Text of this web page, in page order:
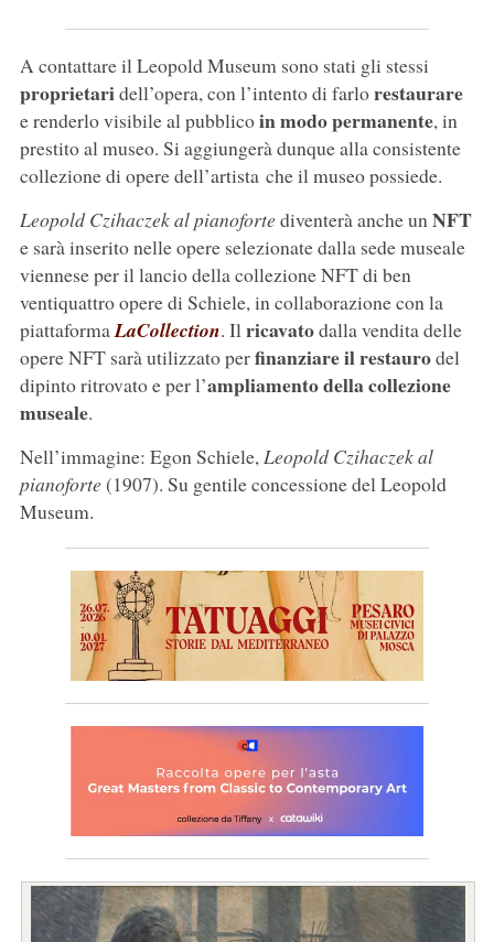
A contattare il Leopold Museum sono stati gli stessi
proprietaridell’opera, con l’intento di farlorestaurare
e renderlo visibile al pubblicoin modo permanente, in
prestito al museo. Si aggiungerà dunque alla consistente
collezione di opere dell’artista che il museo possiede.
Leopold Czihaczek al pianofortediventerà anche unNFT
e sarà inserito nelle opere selezionate dalla sede museale
viennese per il lancio della collezione NFT di ben
ventiquattro opere di Schiele, in collaborazione con la
piattaformaLaCollection. Ilricavatodalla vendita delle
opere NFT sarà utilizzato perfinanziare il restaurodel
dipinto ritrovato e per l’ampliamento della collezione
museale.
Nell’immagine: Egon Schiele,Leopold Czihaczek al
pianoforte(1907). Su gentile concessione del Leopold
Museum.